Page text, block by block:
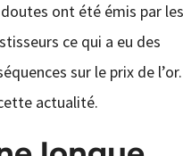
doutes ont été émis par les
ce qui a eu des
sur le prix de
actualité.